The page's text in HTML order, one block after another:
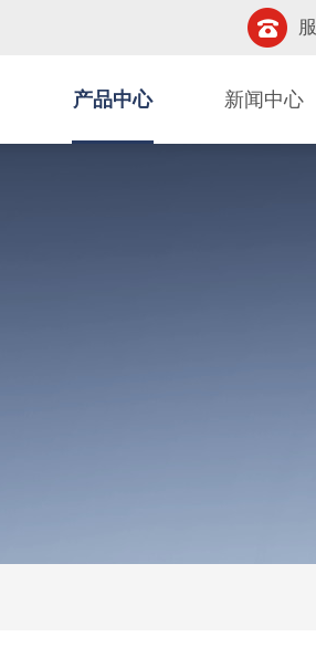
产品中心 新闻中心